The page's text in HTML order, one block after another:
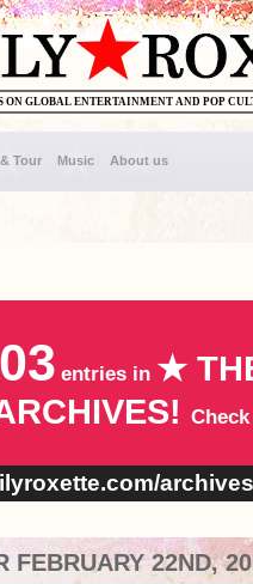
ON GLOBAL ENTERTAINMENT AND POP
Tour Music About us
entries in ★
archives
FEBRUARY 22ND,